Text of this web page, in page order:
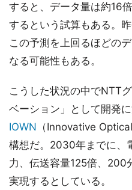
すると、データ量は約16
するという試算もある。
この予測を上回るほどの
なる可能性もある。
こうした状況の中でNTT
ベーション」として開発
IOWN （Innovative
構想だ。2030年までに、
力、伝送容量125倍、200
実現するとしている。